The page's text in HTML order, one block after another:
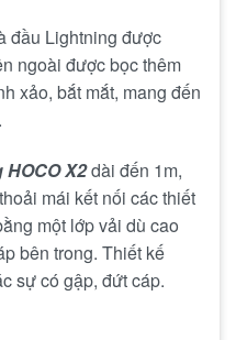
đầu Lightning được
ngoài được bọc thêm
xảo, bắt mắt, mang đến
X2dài đến 1m,
mái kết nối các thiết
một lớp vải dù cao
bên trong. Thiết kế
sự có gập, đứt cáp.